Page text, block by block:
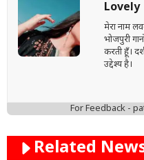
Lovely
मेरा नाम
भोजपुरी
करती हूँ।
उद्देश्य है।
For Feedback -
Related